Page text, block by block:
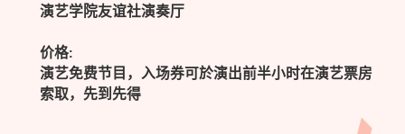
演艺学院友谊社演奏厅
价格:
演艺免费节目，入场券可於演出前半小时在演艺票房
索取，先到先得